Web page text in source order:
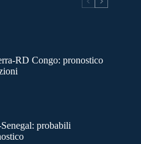
RD Congo: pronostico
probabili